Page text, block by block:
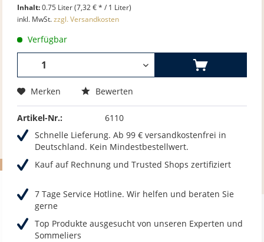
Inhalt:0.75 Liter (7,32 € * / 1 Liter)
inkl. MwSt.zzgl. Versandkosten
Verfügbar
Merken Bewerten
Artikel-Nr.:
6110
Schnelle Lieferung. Ab 99 € versandkostenfrei in
Deutschland. Kein Mindestbestellwert.
Kauf auf Rechnung und Trusted Shops zertifiziert
7 Tage Service Hotline. Wir helfen und beraten Sie
gerne
Top Produkte ausgesucht von unseren Experten und
Sommeliers